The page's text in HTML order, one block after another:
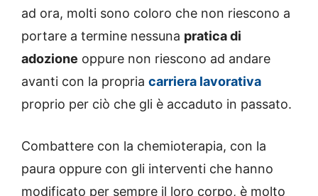
ad ora, molti sono coloro che non riescono a
portare a termine nessuna pratica di
adozione oppure non riescono ad andare
avanti con la propria carriera lavorativa
proprio per ciò che gli è accaduto in passato.
Combattere con la chemioterapia, con la
paura oppure con gli interventi che hanno
modificato per sempre il loro corpo, è molto